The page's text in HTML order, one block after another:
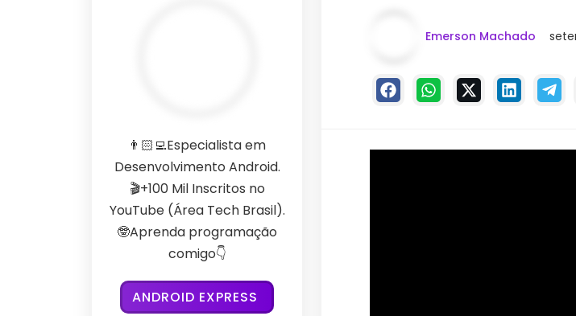
Emerson Machado
👨🏻‍💻Especialista em
Desenvolvimento Android.
🎬+100 Mil Inscritos no
YouTube (Área Tech Brasil).
🤓Aprenda programação
comigo👇
ANDROID EXPRESS